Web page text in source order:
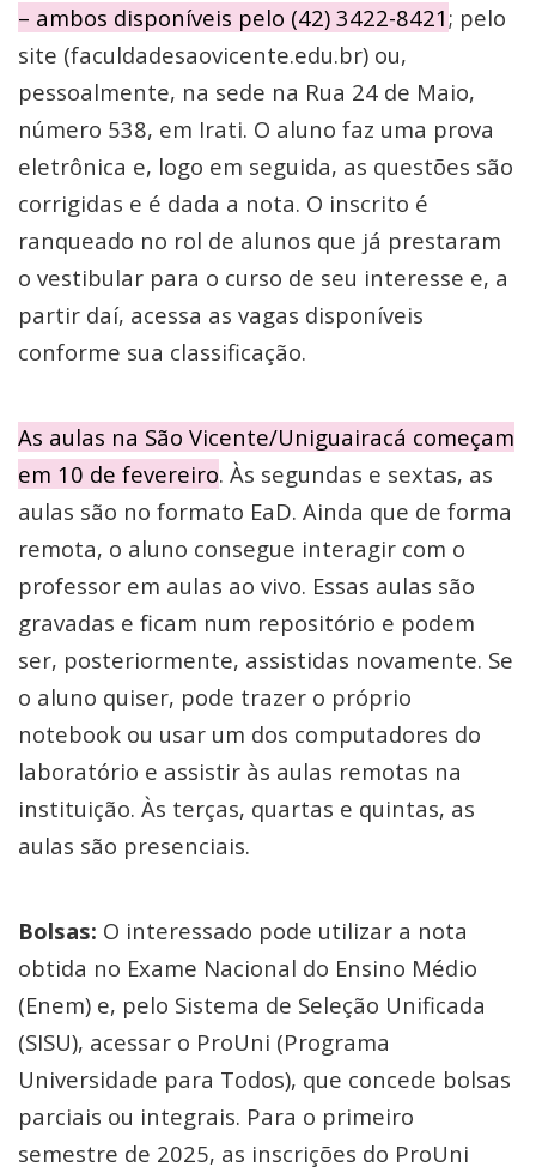
– ambos disponíveis pelo (42) 3422-8421 ; pelo
site (faculdadesaovicente.edu.br) ou,
pessoalmente, na sede na Rua 24 de Maio,
número 538, em Irati. O aluno faz uma prova
eletrônica e, logo em seguida, as questões são
corrigidas e é dada a nota. O inscrito é
ranqueado no rol de alunos que já prestaram
o vestibular para o curso de seu interesse e, a
partir daí, acessa as vagas disponíveis
conforme sua classificação.
As aulas na São Vicente/Uniguairacá começam
em 10 de fevereiro. Às segundas e sextas, as
aulas são no formato EaD. Ainda que de forma
remota, o aluno consegue interagir com o
professor em aulas ao vivo. Essas aulas são
gravadas e ficam num repositório e podem
ser, posteriormente, assistidas novamente. Se
o aluno quiser, pode trazer o próprio
notebook ou usar um dos computadores do
laboratório e assistir às aulas remotas na
instituição. Às terças, quartas e quintas, as
aulas são presenciais.
Bolsas: O interessado pode utilizar a nota
obtida no Exame Nacional do Ensino Médio
(Enem) e, pelo Sistema de Seleção Unificada
(SISU), acessar o ProUni (Programa
Universidade para Todos), que concede bolsas
parciais ou integrais. Para o primeiro
semestre de 2025, as inscrições do ProUni